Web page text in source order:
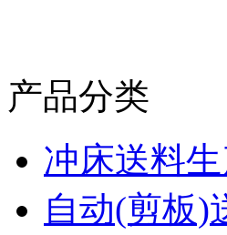
产品分类
冲床送料
自动(剪板)